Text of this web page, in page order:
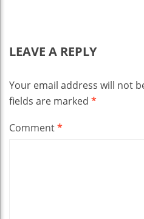
LEAVE A REPLY
Your email address will not
fields are marked *
Comment*